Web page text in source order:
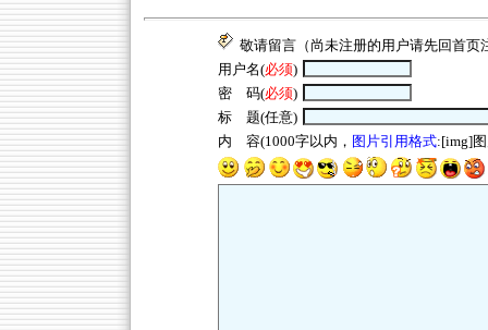
敬请留言（尚未注册的用户请先回首页
用户名(必须)
密 码(必须)
标 题(任意)
内 容(1000字以内， 图片引用格式:[img]